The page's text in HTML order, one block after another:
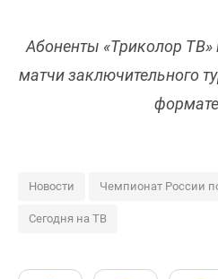
Абоненты «Триколор ТВ»
матчи заключительного
Новости Чемпионат России
Сегодня на ТВ